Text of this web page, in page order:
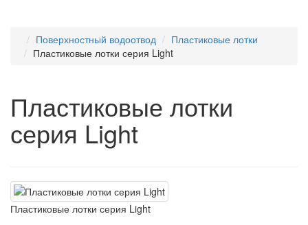
Поверхностный водоотвод
Пластиковые лотки
Пластиковые лотки серия Light
Пластиковые лотки
серия Light
Пластиковые лотки серия Light